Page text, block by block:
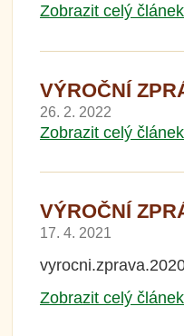
Zobrazit celý článek
VÝROČNÍ
26. 2. 2022
Zobrazit celý článek
VÝROČNÍ
17. 4. 2021
Zobrazit celý článek